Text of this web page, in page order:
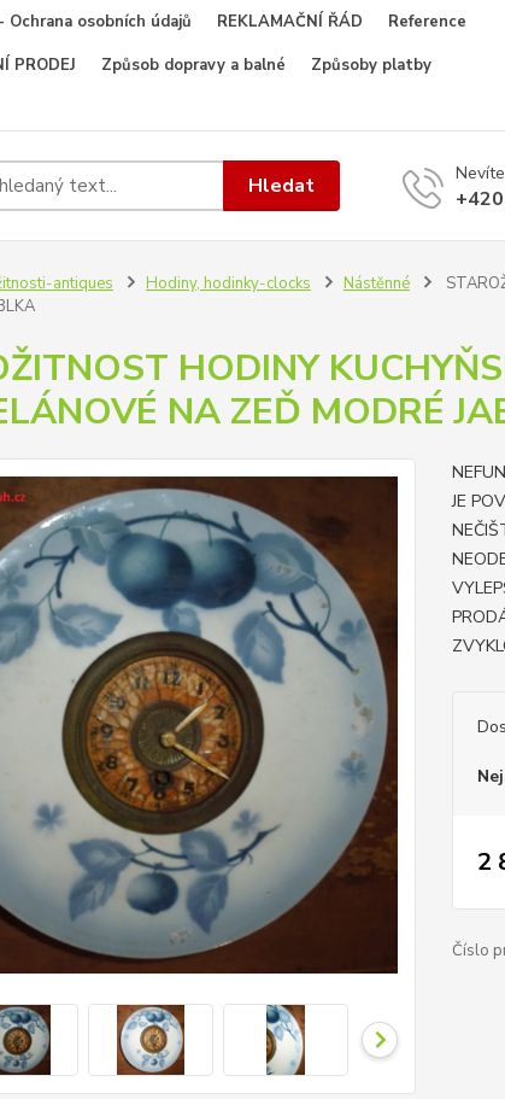
Ochrana osobních údajů REKLAMAČNÍ ŘÁD
Reference
PRODEJ Způsob dopravy a balné
Způsoby platby
Hledat
antiques Hodiny, hodinky-clocks Nástěnné
HODINY
NA ZEĎ MODRÉ
JE
2
Číslo